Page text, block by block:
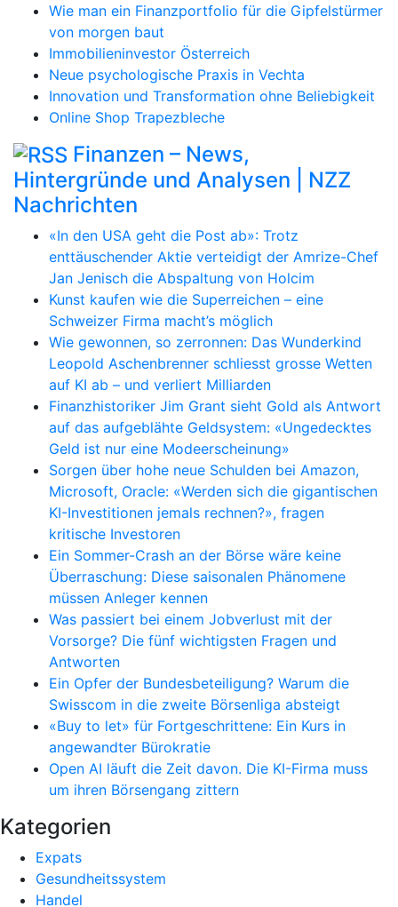
Wie man ein Finanzportfolio für die Gipfelstürmer
von morgen baut
Immobilieninvestor Österreich
Neue psychologische Praxis in Vechta
Innovation und Transformation ohne Beliebigkeit
Online Shop Trapezbleche
Finanzen – News,
Hintergründe und Analysen | NZZ
Nachrichten
«In den USA geht die Post ab»: Trotz
enttäuschender Aktie verteidigt der Amrize-Chef
Jan Jenisch die Abspaltung von Holcim
Kunst kaufen wie die Superreichen – eine
Schweizer Firma macht’s möglich
Wie gewonnen, so zerronnen: Das Wunderkind
Leopold Aschenbrenner schliesst grosse Wetten
auf KI ab – und verliert Milliarden
Finanzhistoriker Jim Grant sieht Gold als Antwort
auf das aufgeblähte Geldsystem: «Ungedecktes
Geld ist nur eine Modeerscheinung»
Sorgen über hohe neue Schulden bei Amazon,
Microsoft, Oracle: «Werden sich die gigantischen
KI-Investitionen jemals rechnen?», fragen
kritische Investoren
Ein Sommer-Crash an der Börse wäre keine
Überraschung: Diese saisonalen Phänomene
müssen Anleger kennen
Was passiert bei einem Jobverlust mit der
Vorsorge? Die fünf wichtigsten Fragen und
Antworten
Ein Opfer der Bundesbeteiligung? Warum die
Swisscom in die zweite Börsenliga absteigt
«Buy to let» für Fortgeschrittene: Ein Kurs in
angewandter Bürokratie
Open AI läuft die Zeit davon. Die KI-Firma muss
um ihren Börsengang zittern
Kategorien
Expats
Gesundheitssystem
Handel